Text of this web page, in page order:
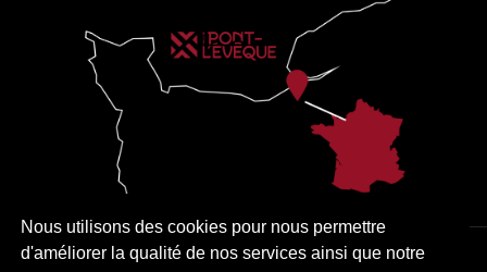
Nous utilisons des cookies pour nous permettre
d'améliorer la qualité de nos services ainsi que notre
PLAN DU SITE MENTIONS LÉGALES ACCESSIBILITÉ